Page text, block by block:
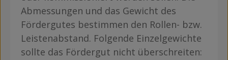
Abmessungen und das Gewicht des
Fördergutes bestimmen den Rollen- bzw.
Leistenabstand. Folgende Einzelgewichte
sollte das Fördergut nicht überschreiten: